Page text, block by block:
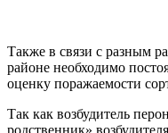
Также в связи с разным
районе необходимо
оценку поражаемости
Так как возбудитель